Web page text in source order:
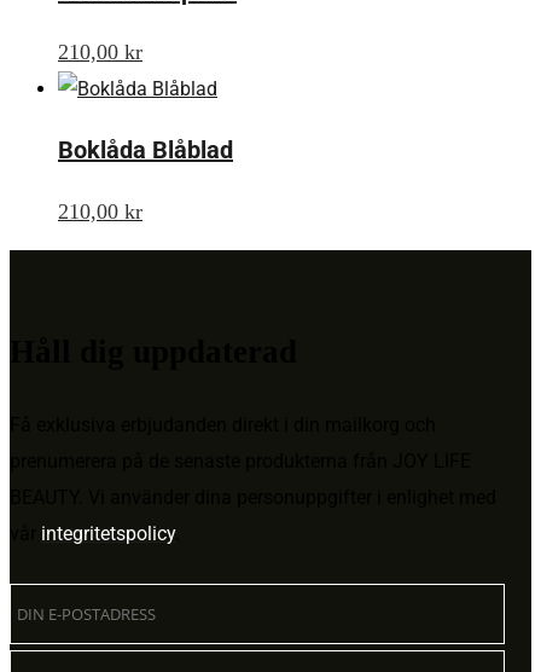
210,00 kr
Boklåda Blåblad
210,00 kr
integritetspolicy.